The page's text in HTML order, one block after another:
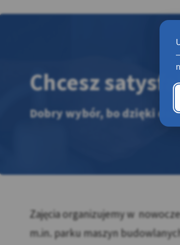
Chcesz
Dobry wybór, bo dzięki
Zajęcia organizujemy w
m.in. parku maszyn